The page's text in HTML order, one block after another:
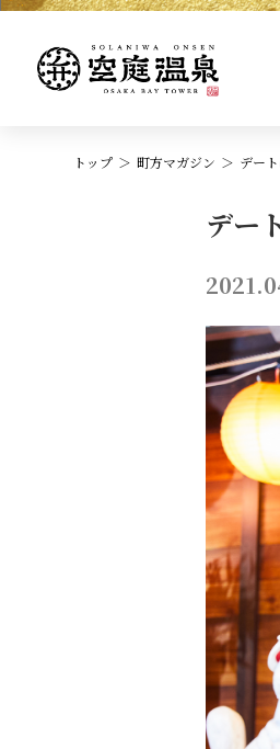
トップ 町方マガジン デー
デー